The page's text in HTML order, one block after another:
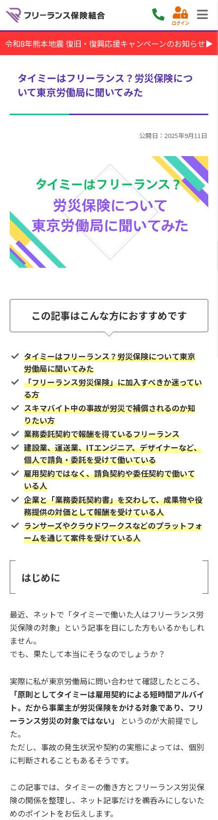
ログイン
令和8年熊本地震 復旧・復興応援キャンペーンのお知らせ▶
タイミーはフリーランス？労災保険につ
いて東京労働局に聞いてみた
公開日：2025年9月11日
この記事はこんな方におすすめです
タイミーはフリーランス？労災保険について東京
労働局に聞いてみた
「フリーランス労災保険」に加入すべきか迷ってい
る方
スキマバイト中の事故が労災で補償されるのか知
りたい方
業務委託契約で報酬を得ているフリーランス
建設業、運送業、ITエンジニア、デザイナーなど、
個人で請負・委託を受けて働いている
雇用契約ではなく、請負契約や委任契約で働いて
いる人
企業と「業務委託契約書」を交わして、成果物や役
務提供の対価として報酬を受けている人
ランサーズやクラウドワークスなどのプラットフォ
ームを通じて案件を受けている人
はじめに
最近、ネットで「タイミーで働いた人はフリーランス労
災保険の対象」という記事を目にした方もいるかもしれ
ません。
でも、果たして本当にそうなのでしょうか？
実際に私が東京労働局に問い合わせて確認したところ、
「原則としてタイミーは雇用契約による短時間アルバイ
ト。だから事業主が労災保険をかける対象であり、フリ
ーランス労災の対象ではない」
というのが大前提でし
た。
ただし、事故の発生状況や契約の実態によっては、個別
に判断されることもあるそうです。
この記事では、タイミーの働き方とフリーランス労災保
険の関係を整理し、ネット記事だけを鵜呑みにしないた
めのポイントをお伝えします。